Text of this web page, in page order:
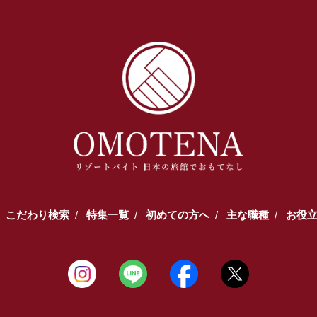
こだわり検索 特集一覧 初めての方へ 主な職種 お役